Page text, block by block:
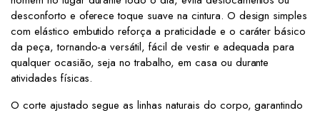
desconforto e oferece toque suave na cintura. O design simples
com elástico embutido reforça a praticidade e o caráter básico
da peça, tornando-a versátil, fácil de vestir e adequada para
qualquer ocasião, seja no trabalho, em casa ou durante
atividades físicas.
O corte ajustado segue as linhas naturais do corpo, garantindo